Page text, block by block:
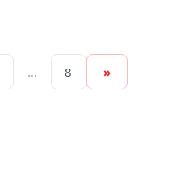
… 8 »